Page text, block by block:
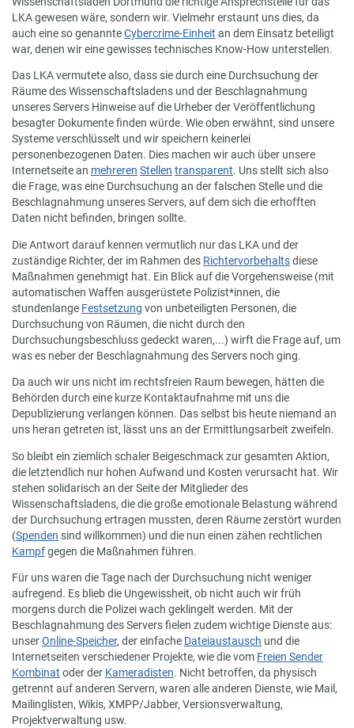
LKA gewesen wäre, sondern wir. Vielmehr erstaunt uns dies, da
auch eine so genannteCybercrime-Einheit an dem Einsatz beteiligt
war, denen wir eine gewisses technisches Know-How unterstellen.
Das LKA vermutete also, dass sie durch eine Durchsuchung der
Räume des Wissenschaftsladens und der Beschlagnahmung
unseres Servers Hinweise auf die Urheber der Veröffentlichung
besagter Dokumente finden würde. Wie oben erwähnt, sind unsere
Systeme verschlüsselt und wir speichern keinerlei
personenbezogenen Daten. Dies machen wir auch über unsere
Internetseite an mehreren Stellen transparent. Uns stellt sich also
die Frage, was eine Durchsuchung an der falschen Stelle und die
Beschlagnahmung unseres Servers, auf dem sich die erhofften
Daten nicht befinden, bringen sollte.
Die Antwort darauf kennen vermutlich nur das LKA und der
zuständige Richter, der im Rahmen des Richtervorbehaltsdiese
Maßnahmen genehmigt hat. Ein Blick auf die Vorgehensweise (mit
automatischen Waffen ausgerüstete Polizist*innen, die
stundenlange Festsetzung von unbeteiligten Personen, die
Durchsuchung von Räumen, die nicht durch den
Durchsuchungsbeschluss gedeckt waren,...) wirft die Frage auf, um
was es neber der Beschlagnahmung des Servers noch ging.
Da auch wir uns nicht im rechtsfreien Raum bewegen, hätten die
Behörden durch eine kurze Kontaktaufnahme mit uns die
Depublizierung verlangen können. Das selbst bis heute niemand an
uns heran getreten ist, lässt uns an der Ermittlungsarbeit zweifeln.
So bleibt ein ziemlich schaler Beigeschmack zur gesamten Aktion,
die letztendlich nur hohen Aufwand und Kosten verursacht hat. Wir
stehen solidarisch an der Seite der Mitglieder des
Wissenschaftsladens, die die große emotionale Belastung während
der Durchsuchung ertragen mussten, deren Räume zerstört wurden
(Spenden sind willkommen) und die nun einen zähen rechtlichen
Kampfgegen die Maßnahmen führen.
Für uns waren die Tage nach der Durchsuchung nicht weniger
aufregend. Es blieb die Ungewissheit, ob nicht auch wir früh
morgens durch die Polizei wach geklingelt werden. Mit der
Beschlagnahmung des Servers fielen zudem wichtige Dienste aus:
unserOnline-Speicher, der einfache Dateiaustausch und die
Internetseiten verschiedener Projekte, wie die vom Freien Sender
Kombinat oder der Kameradisten. Nicht betroffen, da physisch
getrennt auf anderen Servern, waren alle anderen Dienste, wie Mail,
Mailinglisten, Wikis, XMPP/Jabber, Versionsverwaltung,
Projektverwaltung usw.